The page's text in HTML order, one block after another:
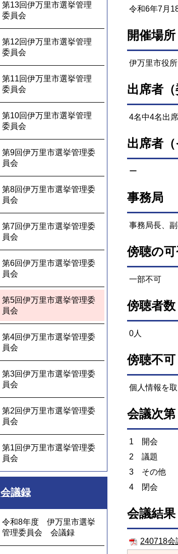
第13回伊万里市選挙管理
委員会
第12回伊万里市選挙管理
委員会
第11回伊万里市選挙管理
委員会
第10回伊万里市選挙管理
委員会
第9回伊万里市選挙管理委
員会
第8回伊万里市選挙管理委
員会
第7回伊万里市選挙管理委
員会
第6回伊万里市選挙管理委
員会
第5回伊万里市選挙管理委
員会
第4回伊万里市選挙管理委
員会
第3回伊万里市選挙管理委
員会
第2回伊万里市選挙管理委
員会
第1回伊万里市選挙管理委
員会
会議録
令和8年度 伊万里市選挙
管理委員会 会議録
令和6年7月
開催場所
伊万里市役
出席者（
4名中4名出席
出席者（
ー
事務局
事務局長、
傍聴の
一部不可
傍聴者数
0人
傍聴不
個人情報を
会議次第
1 開会
2 議題
3 その他
4 閉会
会議結果
240718会